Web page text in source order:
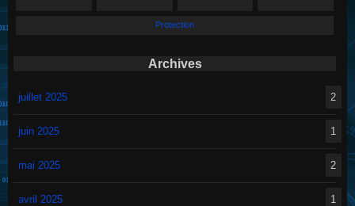
Protection
Archives
juillet 2025 2
juin 2025 1
mai 2025 2
avril 2025 1